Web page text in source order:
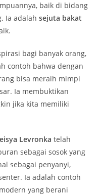
baik di bidang
Ia adalahsejuta bakat
bagi banyak orang,
contoh bahwa dengan
bisa meraih mimpi
Ia membuktikan
jika kita memiliki
Levronka telah
sebagai sosok yang
sebagai penyanyi,
Ia adalah contoh
yang berani